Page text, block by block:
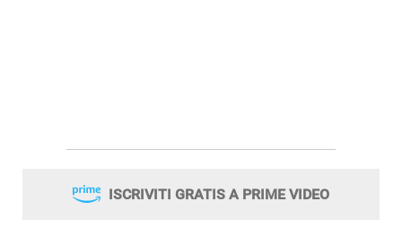
ISCRIVITI GRATIS A PRIME VIDEO